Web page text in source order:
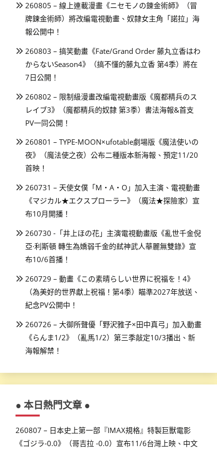
260805 – 線上連載漫畫《ニセモノの錬金術師》（冒
牌鍊金術師）將改編電視動畫、奴隸女主角「諾拉」海
報公開中！
260803 – 搞笑動畫《Fate/Grand Order 藤丸立香はわ
からないSeason4》（搞不懂的藤丸立香 第4季）將在
7日公開！
260802 – 限制級漫畫改編電視動畫版《魔都精兵のス
レイブ3》（魔都精兵的奴隸 第3季）書法海報&首支
PV一同公開！
260801 – TYPE-MOON×ufotable劇場版《魔法使いの
夜》（魔法使之夜）公布二種版本新海報、預定11/20
首映！
260731 – 天使女僕「M・A・O」加入主演、電視動畫
《マジカル★エクスプローラー》（魔法★探險家）宣
布10月開播！
260730 -「井上ほの花」主演電視動畫版《亂世千金倪
亞·利斯頓 轉生為嬌弱千金的弒神武人華麗無雙錄》宣
布10/6首播！
260729 – 動畫《この素晴らしい世界に祝福を！4》
（為美好的世界獻上祝福！第4季）瞄準2027年放送、
紀念PV公開中！
260726 – 大御所聲優「野沢雅子×田中真弓」加入動畫
《らんま1/2》（亂馬1/2）第三季敲定10/3播出、新
海報解禁！
● 本日熱門文章 ●
260807 – 日本史上第一部『IMAX規格』特製巨獸電影
《ゴジラ-0.0》（哥吉拉 -0.0）宣布11/6台灣上映、中文